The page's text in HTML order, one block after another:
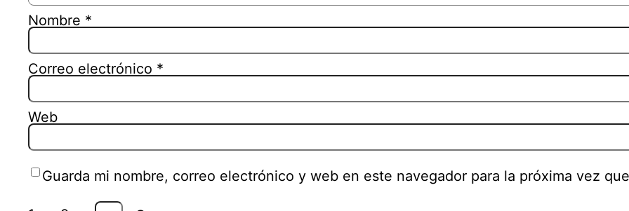
Nombre *
Correo electrónico *
Web
Guarda mi nombre, correo electrónico y web en este navegador para la próxima vez